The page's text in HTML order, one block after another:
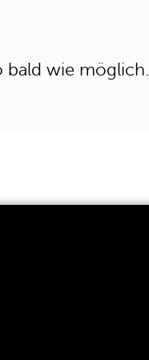
bald wie möglich.